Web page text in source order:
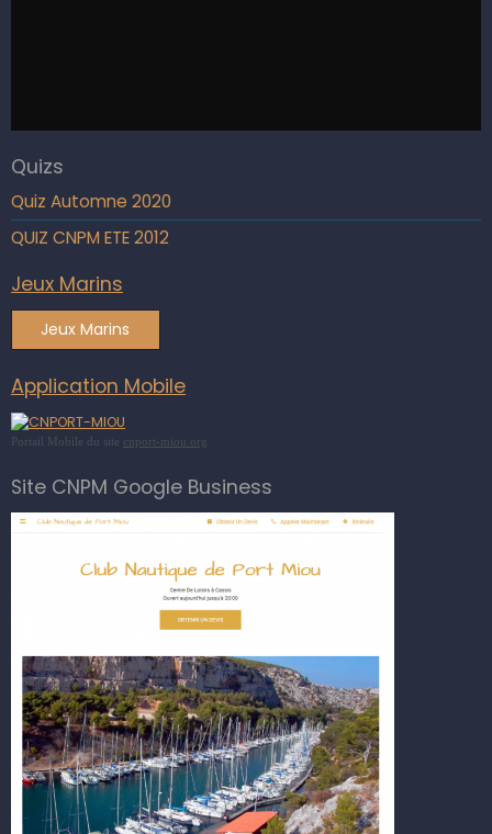
Quizs
Quiz Automne 2020
QUIZ CNPM ETE 2012
Jeux Marins
Jeux Marins
Application Mobile
Portail Mobile du site cnport-miou.org
Site CNPM Google Business